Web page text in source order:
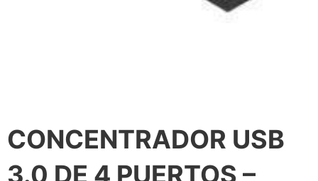
CONCENTRADOR USB